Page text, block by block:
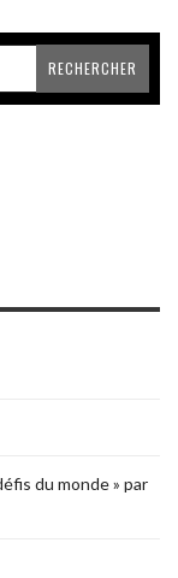
du monde » par